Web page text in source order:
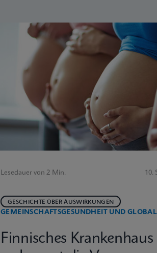
Lesedauer von 2 Min. 10.
GEMEINSCHAFTSGESUNDHEIT UND
GESCHICHTE ÜBER AUSWIRKUNGEN
Finnisches Krankenhaus